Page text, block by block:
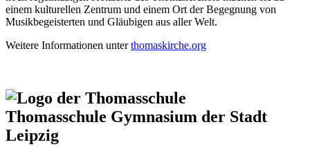
einem kulturellen Zentrum und einem Ort der Begegnung von
Musikbegeisterten und Gläubigen aus aller Welt.
Weitere Informationen unterthomaskirche.org
Thomasschule Gymnasium der Stadt
Leipzig